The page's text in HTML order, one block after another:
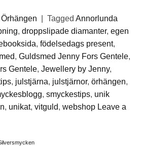
Örhängen Tagged Annorlunda
, droppslipade diamanter, egen
, födelsedags present,
, Guldsmed Jenny Fors Gentele,
Gentele, Jewellery by Jenny,
, julstjärna, julstjärnor, örhängen,
, smyckestips, unik
, unikat, vitguld, webshop Leave a